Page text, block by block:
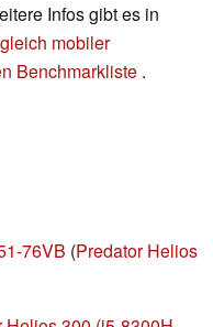
Infos gibt es in
mobiler
Benchmarkliste .
76VB (Predator Helios